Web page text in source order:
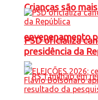
Crianças são
envenenamento
PSD oficializa
presidência da